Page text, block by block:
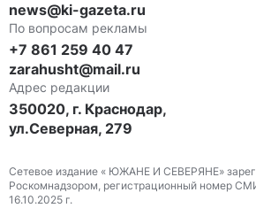
news@ki-gazeta.ru
По вопросам рекламы
+7 861 259 40 47
zarahusht@mail.ru
Адрес редакции
350020, г. Краснодар,
ул.Северная, 279
Сетевое издание « ЮЖАНЕ И СЕВЕРЯНЕ»
Роскомнадзором, регистрационный номер
16.10.2025 г.